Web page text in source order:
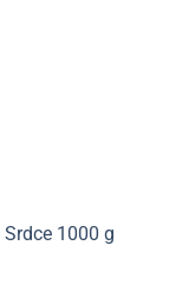
1000 g